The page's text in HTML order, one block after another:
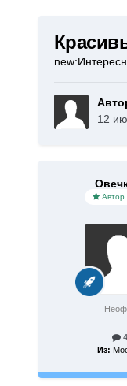
12
Автор
4
Из: